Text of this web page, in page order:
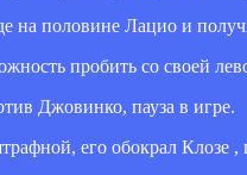
на половине Лацио и
пробить со своей
Джовинко, пауза в игре.
его обокрал Клозе